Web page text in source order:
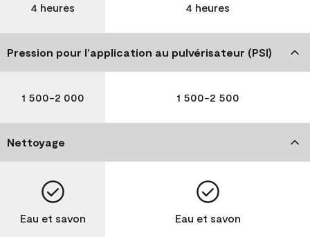
4 heures 4 heures
Pression pour l’application au pulvérisateur (PSI)
1 500-2 000 1 500-2 500
Nettoyage
Eau et savon Eau et savon